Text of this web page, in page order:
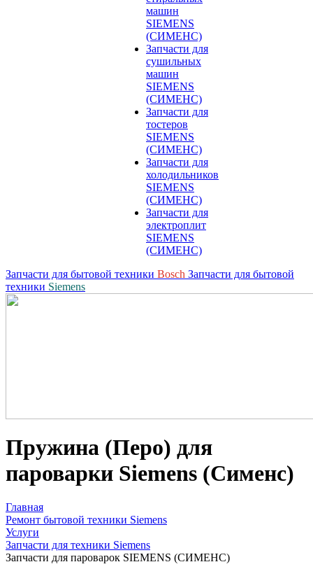
машин
SIEMENS
(СИМЕНС)
Запчасти для
сушильных
машин
SIEMENS
(СИМЕНС)
Запчасти для
тостеров
SIEMENS
(СИМЕНС)
Запчасти для
холодильников
SIEMENS
(СИМЕНС)
Запчасти для
электроплит
SIEMENS
(СИМЕНС)
Запчасти для бытовой техники Bosch Запчасти для бытовой
техники Siemens
Пружина (Перо) для
пароварки Siemens (Сименс)
Главная
Ремонт бытовой техники Siemens
Услуги
Запчасти для техники Siemens
Запчасти для пароварок SIEMENS (СИМЕНС)